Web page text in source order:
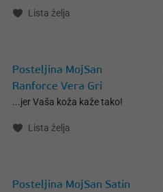
Lista želja
Posteljina MojSan
Ranforce Vera Gri
...jer Vaša koža kaže tako!
Lista želja
Posteljina MojSan Satin